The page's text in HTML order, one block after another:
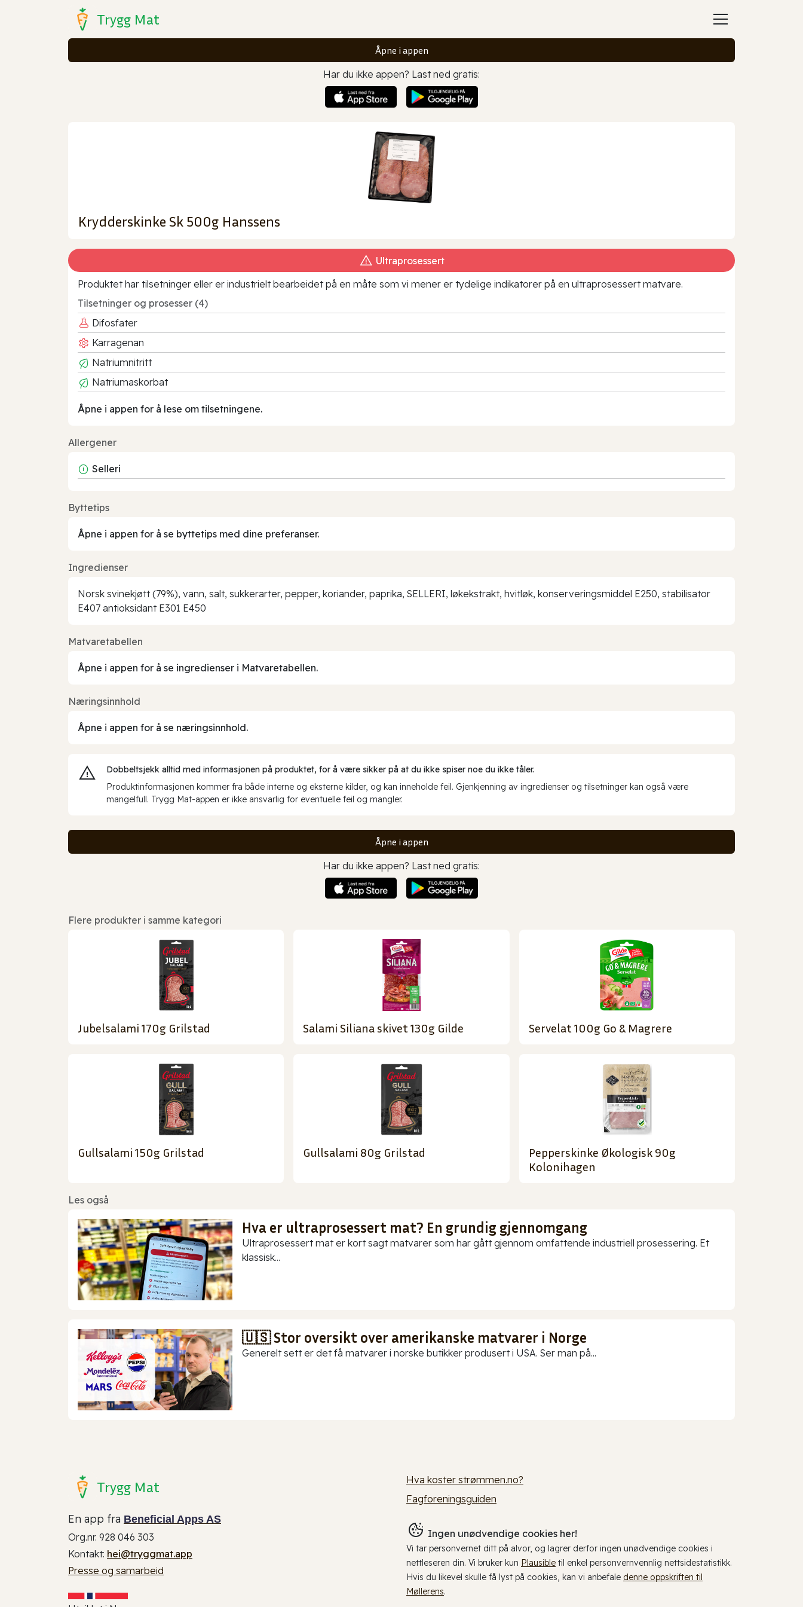
Trygg Mat
Åpne i appen
Har du ikke appen? Last ned gratis:
Krydderskinke Sk 500g Hanssens
Ultraprosessert
Produktet har tilsetninger eller er industrielt bearbeidet på en måte som vi mener er tydelige indikatorer på en ultraprosessert matvare.
Tilsetninger og prosesser (4)
Difosfater
Karragenan
Natriumnitritt
Natriumaskorbat
Åpne i appen for å lese om tilsetningene.
Allergener
Selleri
Byttetips
Åpne i appen for å se byttetips med dine preferanser.
Ingredienser
Norsk svinekjøtt (79%), vann, salt, sukkerarter, pepper, koriander, paprika, SELLERI, løkekstrakt, hvitløk, konserveringsmiddel E250, stabilisator
E407 antioksidant E301 E450
Matvaretabellen
Åpne i appen for å se ingredienser i Matvaretabellen.
Næringsinnhold
Åpne i appen for å se næringsinnhold.
Dobbeltsjekk alltid med informasjonen på produktet, for å være sikker på at du ikke spiser noe du ikke tåler.
Produktinformasjonen kommer fra både interne og eksterne kilder, og kan inneholde feil. Gjenkjenning av ingredienser og tilsetninger kan også være
mangelfull. Trygg Mat-appen er ikke ansvarlig for eventuelle feil og mangler.
Åpne i appen
Har du ikke appen? Last ned gratis:
Flere produkter i samme kategori
Jubelsalami 170g Grilstad Salami Siliana skivet 130g Gilde Servelat 100g Go & Magrere
Gullsalami 150g Grilstad Gullsalami 80g Grilstad
Pepperskinke Økologisk 90g
Kolonihagen
Les også
Hva er ultraprosessert mat? En grundig gjennomgang
Ultraprosessert mat er kort sagt matvarer som har gått gjennom omfattende industriell prosessering. Et
klassisk...
🇺🇸 Stor oversikt over amerikanske matvarer i Norge
Generelt sett er det få matvarer i norske butikker produsert i USA. Ser man på...
Trygg Mat
En app fra Beneficial Apps AS
Org.nr. 928 046 303
Kontakt: hei@tryggmat.app
Presse og samarbeid
Hva koster strømmen.no?
Fagforeningsguiden
Ingen unødvendige cookies her!
Vi tar personvernet ditt på alvor, og lagrer derfor ingen unødvendige cookies i
nettleseren din. Vi bruker kun Plausible til enkel personvernvennlig nettsidestatistikk.
Hvis du likevel skulle få lyst på cookies, kan vi anbefale denne oppskriften til
Møllerens.